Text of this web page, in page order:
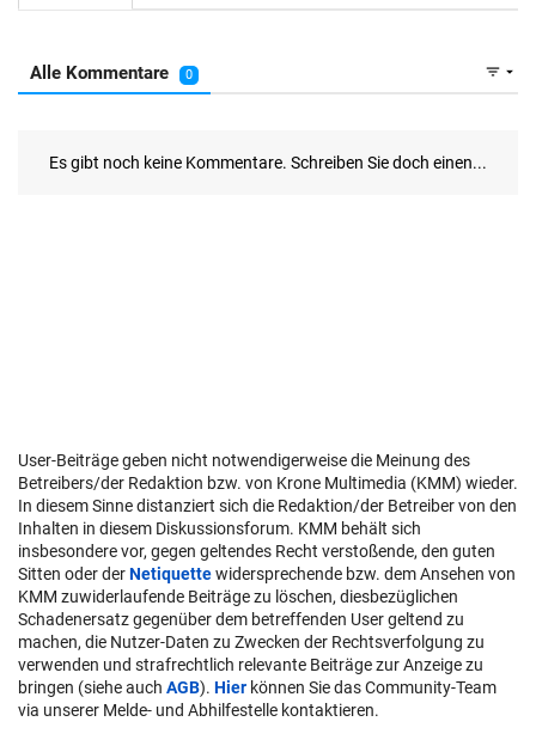
User-Beiträge geben nicht notwendigerweise die Meinung des
Betreibers/der Redaktion bzw. von Krone Multimedia (KMM) wieder.
In diesem Sinne distanziert sich die Redaktion/der Betreiber von den
Inhalten in diesem Diskussionsforum. KMM behält sich
insbesondere vor, gegen geltendes Recht verstoßende, den guten
Sitten oder derNetiquettewidersprechende bzw. dem Ansehen von
KMM zuwiderlaufende Beiträge zu löschen, diesbezüglichen
Schadenersatz gegenüber dem betreffenden User geltend zu
machen, die Nutzer-Daten zu Zwecken der Rechtsverfolgung zu
verwenden und strafrechtlich relevante Beiträge zur Anzeige zu
bringen (siehe auch AGB). Hier können Sie das Community-Team
via unserer Melde- und Abhilfestelle kontaktieren.